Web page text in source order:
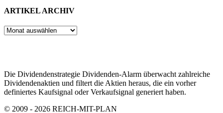
ARTIKEL ARCHIV
ARTIKEL
Die Dividendenstrategie Dividenden-Alarm überwacht zahlreiche
Dividendenaktien und filtert die Aktien heraus, die ein vorher
definiertes Kaufsignal oder Verkaufsignal generiert haben.
© 2009 - 2026 REICH-MIT-PLAN